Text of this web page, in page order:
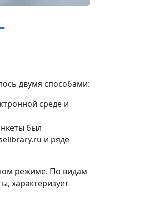
двумя способами:
среде и
был
и ряде
режиме. По видам
характеризует